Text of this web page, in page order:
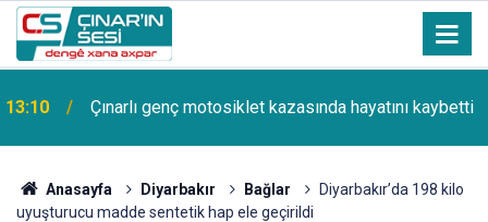
13:10 Çınarlı genç motosiklet kazasında hayatını kaybetti
Anasayfa Diyarbakır Bağlar
Diyarbakır’da 198 kilo
uyuşturucu madde sentetik hap ele geçirildi